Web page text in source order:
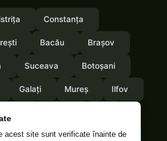
acest site sunt verificate înainte de
Constanța
Bacău Brașov
Suceava Botoșani
Galați Mureș Ilfov
Vrancea Satumare